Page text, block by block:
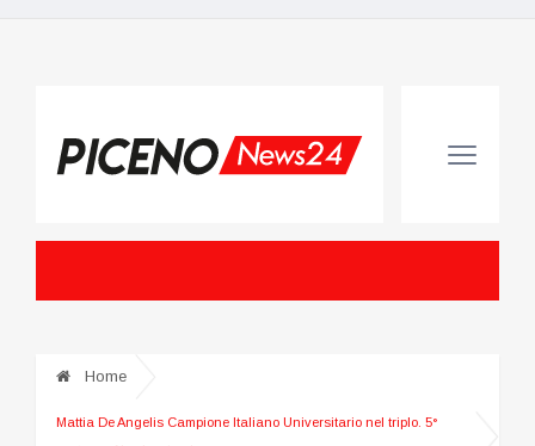
Home
Mattia De Angelis Campione Italiano Universitario nel triplo. 5°